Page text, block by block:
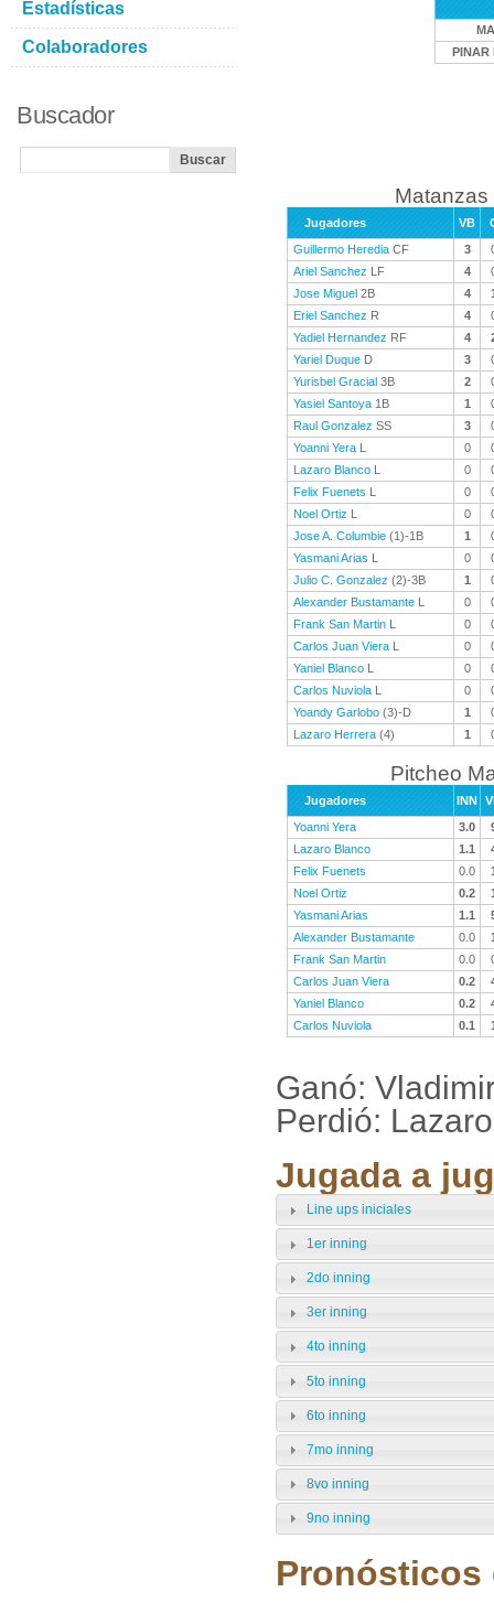
PINAR
Matanzas
Jugadores VB
Guillermo Heredia CF 3
Ariel Sanchez LF 4
Jose Miguel 2B 4
Eriel Sanchez R 4
Yadiel Hernandez RF 4
Yariel Duque D 3
Yurisbel Gracial 3B 2
Yasiel Santoya 1B 1
Raul Gonzalez SS 3
Yoanni Yera L 0
Lazaro Blanco L 0
Felix Fuenets L 0
Noel Ortiz L 0
Jose A. Columbie (1)-1B 1
Yasmani Arias L 0
Julio C. Gonzalez (2)-3B 1
Alexander Bustamante L 0
Frank San Martin L 0
Carlos Juan Viera L 0
Yaniel Blanco L 0
Carlos Nuviola L 0
Yoandy Garlobo (3)-D 1
Lazaro Herrera (4) 1
Pitcheo
Jugadores INN
Yoanni Yera
3.0
Lazaro Blanco
1.1
Felix Fuenets
0.0
Noel Ortiz
0.2
Yasmani Arias
1.1
Alexander Bustamante
0.0
Frank San Martin
0.0
Carlos Juan Viera
0.2
Yaniel Blanco
0.2
Carlos Nuviola
0.1
Ganó:
Perdió:
Jugada a
Line ups iniciales
1er inning
2do inning
3er inning
4to inning
5to inning
6to inning
7mo inning
8vo inning
9no inning
Pronósticos
Estadísticas
Colaboradores
Buscador